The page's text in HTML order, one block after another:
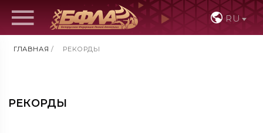
RU
ГЛАВНАЯ / РЕКОРДЫ
РЕКОРДЫ